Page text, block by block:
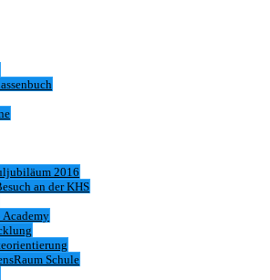
2016
an der KHS
Schule